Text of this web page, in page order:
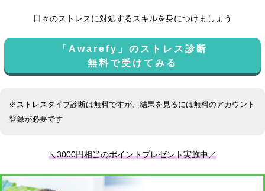
日々のストレスに対処するスキルを身につけましょう
「Awarefy」のストレス診断
無料で受けてみる
※ストレスタイプ診断は無料ですが、結果を見るには無料のアカウント
登録が必要です
＼3000円相当のポイントプレゼント実施中／